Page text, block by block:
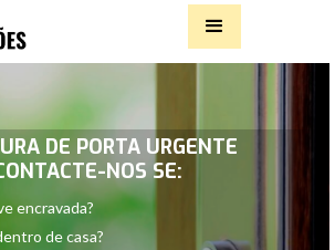
DE PORTA URGENTE
NOS SE:
encravada?
de casa?